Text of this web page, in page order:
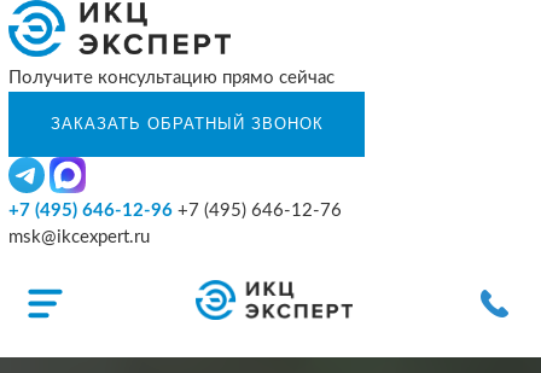
Получите консультацию прямо сейчас
+7 (495) 646-12-96 +7 (495) 646-12-76
msk@ikcexpert.ru